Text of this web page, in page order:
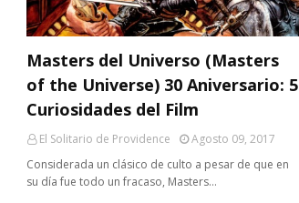
Masters del Universo (Masters
of the Universe) 30 Aniversario: 5
Curiosidades del Film
El Solitario de Providence
Agosto 09, 2017
Considerada un clásico de culto a pesar de que en
su día fue todo un fracaso, Masters…